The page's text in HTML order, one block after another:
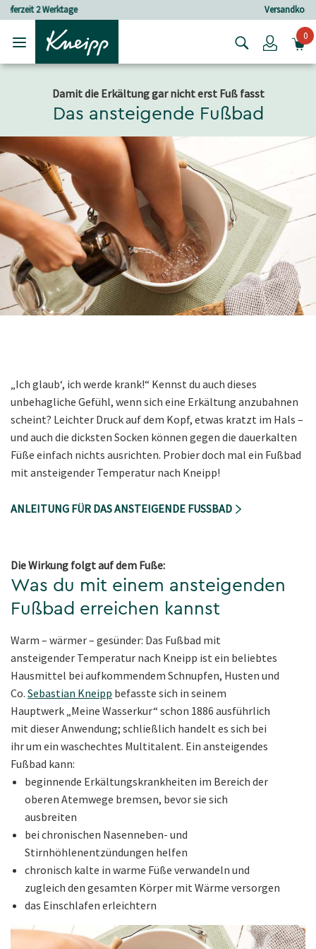
Skip to main content
Skip to footer content
Login0
Damit die Erkältung gar nicht erst Fuß fasst
Das ansteigende Fußbad
„Ich glaub‘, ich werde krank!“ Kennst du auch dieses
unbehagliche Gefühl, wenn sich eine Erkältung anzubahnen
scheint? Leichter Druck auf dem Kopf, etwas kratzt im Hals –
und auch die dicksten Socken können gegen die dauerkalten
Füße einfach nichts ausrichten. Probier doch mal ein Fußbad
mit ansteigender Temperatur nach Kneipp!
ANLEITUNG FÜR DAS ANSTEIGENDE FUSSBAD
Die Wirkung folgt auf dem Fuße:
Was du mit einem ansteigenden
Fußbad erreichen kannst
Warm – wärmer – gesünder: Das Fußbad mit
ansteigender Temperatur nach Kneipp ist ein beliebtes
Hausmittel bei aufkommendem Schnupfen, Husten und
Co. Sebastian Kneipp befasste sich in seinem
Hauptwerk „Meine Wasserkur“ schon 1886 ausführlich
mit dieser Anwendung; schließlich handelt es sich bei
ihr um ein waschechtes Multitalent. Ein ansteigendes
Fußbad kann:
beginnende Erkältungskrankheiten im Bereich der
oberen Atemwege bremsen, bevor sie sich
ausbreiten
bei chronischen Nasenneben- und
Stirnhöhlenentzündungen helfen
chronisch kalte in warme Füße verwandeln und
zugleich den gesamten Körper mit Wärme versorgen
das Einschlafen erleichtern